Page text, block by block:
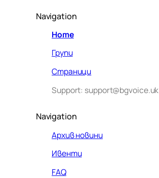
Navigation
Home
Групи
Страници
Support: support@bgvoice.uk
Navigation
Архив новини
Ивенти
FAQ